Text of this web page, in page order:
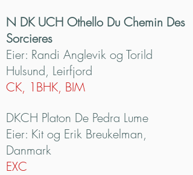
N DK UCH Othello Du Chemin Des
Sorcieres
Eier: Randi Anglevik og Torild
Hulsund, Leirfjord
CK, 1BHK, BIM
DKCH Platon De Pedra Lume
Eier: Kit og Erik Breukelman,
Danmark
EXC